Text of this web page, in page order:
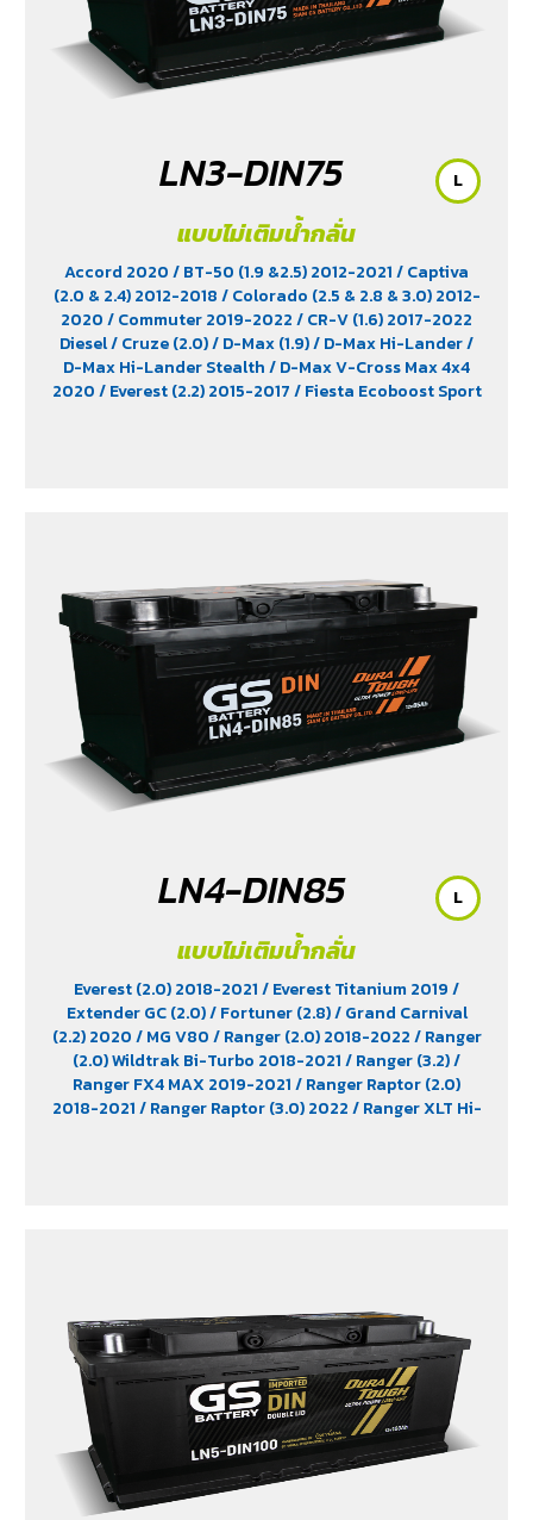
LN3-DIN75
แบบไม่เติมน้ำกลั่น
Accord 2020/ BT-50 (1.9 &2.5) 2012-2021/ Captiva
(2.0 & 2.4) 2012-2018/ Colorado (2.5 & 2.8 & 3.0) 2012-
2020/ Commuter 2019-2022/ CR-V (1.6) 2017-2022
Diesel/ Cruze (2.0)/ D-Max (1.9)/ D-Max Hi-Lander/
D-Max Hi-Lander Stealth/ D-Max V-Cross Max 4x4
2020/ Everest (2.2) 2015-2017/ Fiesta Ecoboost Sport
Territory (2.7)/ X-Trail Hybrid (2.0)
L
LN4-DIN85
แบบไม่เติมน้ำกลั่น
Everest (2.0) 2018-2021/ Everest Titanium 2019/
Extender GC (2.0)/ Fortuner (2.8)/ Grand Carnival
(2.2) 2020/ MG V80/ Ranger (2.0) 2018-2022/ Ranger
(2.0) Wildtrak Bi-Turbo 2018-2021/ Ranger (3.2)/
Ranger FX4 MAX 2019-2021/ Ranger Raptor (2.0)
2018-2021/ Ranger Raptor (3.0) 2022/ Ranger XLT Hi-
L